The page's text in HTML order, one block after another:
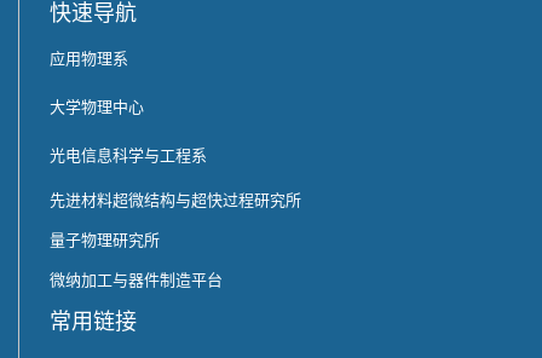
快速导航
应用物理系
大学物理中心
光电信息科学与工程系
先进材料超微结构与超快过程研究所
量子物理研究所
微纳加工与器件制造平台
常用链接